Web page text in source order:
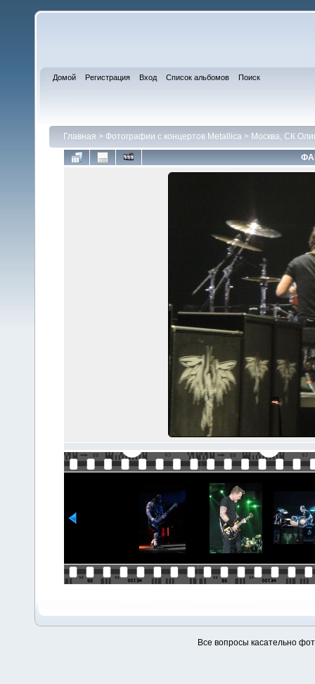
Домой Регистрация Вход Список альбомов Поиск
Главная > Фотографии с концертов Metallica > Москва, СК
Все вопросы касательно